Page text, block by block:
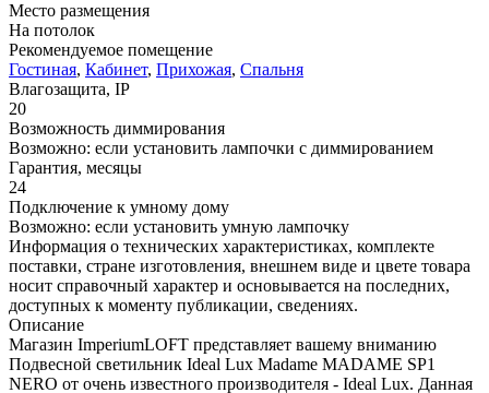
Место размещения
На потолок
Рекомендуемое помещение
Гостиная, Кабинет, Прихожая, Спальня
Влагозащита, IP
20
Возможность диммирования
Возможно: если установить лампочки с диммированием
Гарантия, месяцы
24
Подключение к умному дому
Возможно: если установить умную лампочку
Информация о технических характеристиках, комплекте
поставки, стране изготовления, внешнем виде и цвете товара
носит справочный характер и основывается на последних,
доступных к моменту публикации, сведениях.
Описание
Магазин ImperiumLOFT представляет вашему вниманию
Подвесной светильник Ideal Lux Madame MADAME SP1
NERO от очень известного производителя - Ideal Lux. Данная